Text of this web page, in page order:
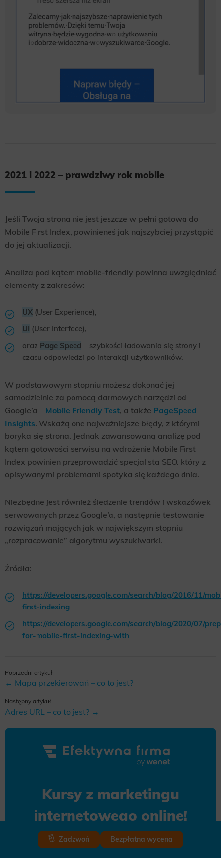
2021 i 2022 – prawdziwy rok mobile
Jeśli Twoja strona nie jest jeszcze w pełni gotowa do
Mobile First Index, powinieneś jak najszybciej przystąpić
do jej aktualizacji.
Analiza pod kątem mobile-friendly powinna uwzględniać
elementy z zakresów:
UX (User Experience),
UI (User Interface),
oraz Page Speed – szybkości ładowania się strony i
czasu odpowiedzi po interakcji użytkowników.
W podstawowym stopniu możesz dokonać jej
samodzielnie za pomocą darmowych narzędzi od
Google’a – Mobile Friendly Test, a także PageSpeed
Insights. Wskażą one najważniejsze błędy, z którymi
boryka się strona. Jednak zawansowaną analizę pod
kątem gotowości serwisu na wdrożenie Mobile First
Index powinien przeprowadzić specjalista SEO, który z
opisywanymi problemami spotyka się każdego dnia.
Niezbędne jest również śledzenie trendów i wskazówek
serwowanych przez Google’a, a następnie testowanie
rozwiązań mających jak w największym stopniu
„rozpracowanie” algorytmu wyszukiwarki.
Źródła:
https://developers.google.com/search/blog/2016/11/
first-indexing
https://developers.google.com/search/blog/2020/07/
for-mobile-first-indexing-with
Poprzedni artykuł
← Mapa przekierowań – co to jest?
Następny artykuł
Adres URL – co to jest? →
Kursy z marketingu
internetowego online!
Zarejestruj się do bezpłatnej platformy.
Zadzwoń Bezpłatna wycena